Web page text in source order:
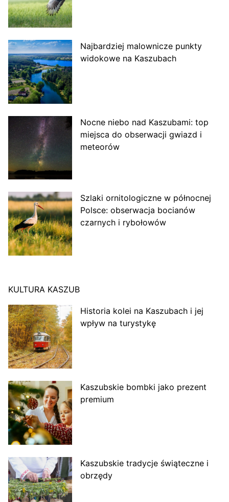
Najbardziej malownicze punkty
widokowe na Kaszubach
Nocne niebo nad Kaszubami: top
miejsca do obserwacji gwiazd i
meteorów
Szlaki ornitologiczne w północnej
Polsce: obserwacja bocianów
czarnych i rybołowów
KULTURA KASZUB
Historia kolei na Kaszubach i jej
wpływ na turystykę
Kaszubskie bombki jako prezent
premium
Kaszubskie tradycje świąteczne i
obrzędy